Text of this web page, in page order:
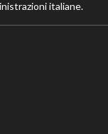
italiane.